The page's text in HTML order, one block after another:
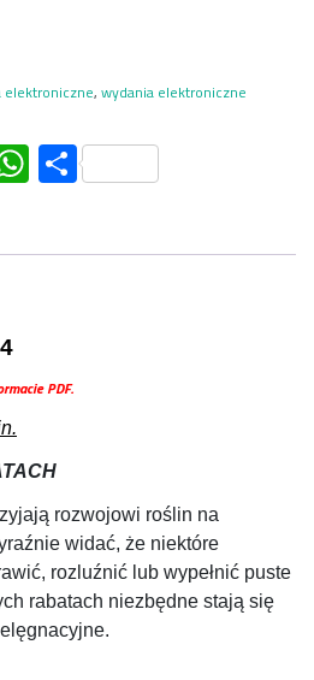
elektroniczne, wydania elektroniczne
WhatsApp
Share
PDF.
rozwojowi roślin na
widać, że niektóre
rozluźnić lub wypełnić puste
rabatach niezbędne stają się